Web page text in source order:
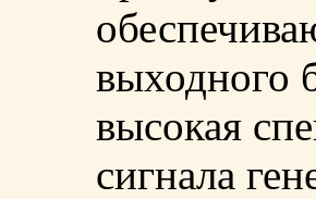
выходного
высокая
сигнала